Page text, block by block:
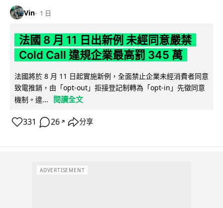
Vin 1 日
法國 8 月 11 日出新例 未經同意嚴禁
Cold Call 違規企業最高罰 345 萬
法國將於 8 月 11 日起實施新例，全面禁止企業未經消費者同意
致電推銷，由「opt-out」拒接登記制轉為「opt-in」先徵同意
機制。違...
閱讀全文
331 26 ↗ 分享
ADVERTISEMENT